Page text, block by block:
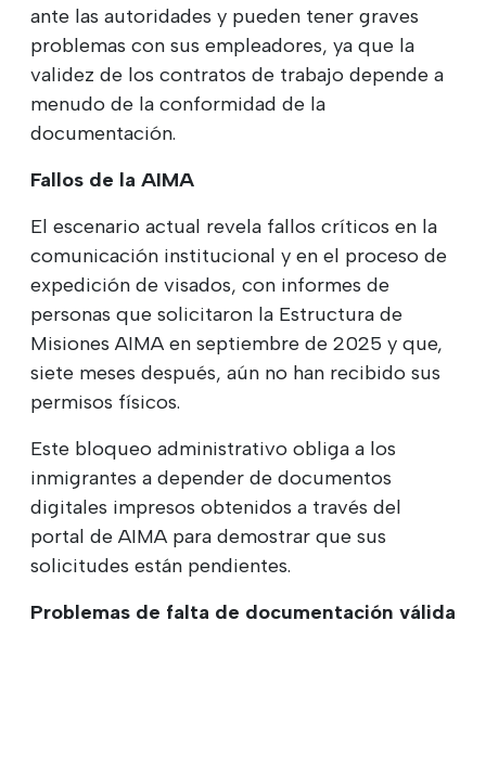
ante las autoridades y pueden tener graves
problemas con sus empleadores, ya que la
validez de los contratos de trabajo depende a
menudo de la conformidad de la
documentación.
Fallos de la AIMA
El escenario actual revela fallos críticos en la
comunicación institucional y en el proceso de
expedición de visados, con informes de
personas que solicitaron la Estructura de
Misiones AIMA en septiembre de 2025 y que,
siete meses después, aún no han recibido sus
permisos físicos.
Este bloqueo administrativo obliga a los
inmigrantes a depender de documentos
digitales impresos obtenidos a través del
portal de AIMA para demostrar que sus
solicitudes están pendientes.
Problemas de falta de documentación válida